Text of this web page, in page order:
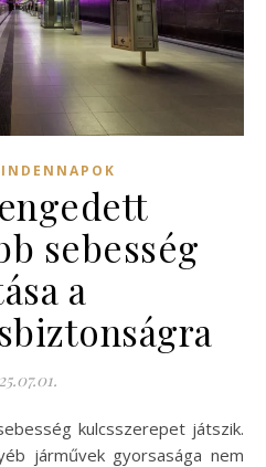
sebesség
a
járművek gyorsasága nem